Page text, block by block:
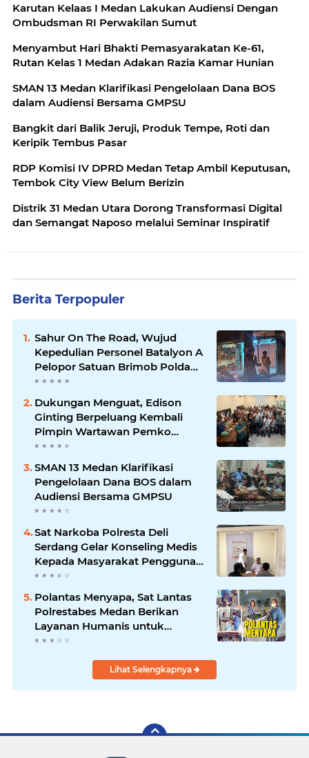
Karutan Kelaas I Medan Lakukan Audiensi Dengan
Ombudsman RI Perwakilan Sumut
Menyambut Hari Bhakti Pemasyarakatan Ke-61,
Rutan Kelas 1 Medan Adakan Razia Kamar Hunian
SMAN 13 Medan Klarifikasi Pengelolaan Dana BOS
dalam Audiensi Bersama GMPSU
Bangkit dari Balik Jeruji, Produk Tempe, Roti dan
Keripik Tembus Pasar
RDP Komisi IV DPRD Medan Tetap Ambil Keputusan,
Tembok City View Belum Berizin
Distrik 31 Medan Utara Dorong Transformasi Digital
dan Semangat Naposo melalui Seminar Inspiratif
Berita Terpopuler
Sahur On The Road, Wujud
Kepedulian Personel Batalyon A
Pelopor Satuan Brimob Polda
Sumut di Dini Hari Ramadhan
Dukungan Menguat, Edison
Ginting Berpeluang Kembali
Pimpin Wartawan Pemko
Medan
SMAN 13 Medan Klarifikasi
Pengelolaan Dana BOS dalam
Audiensi Bersama GMPSU
Sat Narkoba Polresta Deli
Serdang Gelar Konseling Medis
Kepada Masyarakat Pengguna
Narkotika di Posko Kampung
Polantas Menyapa, Sat Lantas
Polrestabes Medan Berikan
Layanan Humanis untuk
Pendaftaran Pemohon SIM
Lihat Selengkapnya